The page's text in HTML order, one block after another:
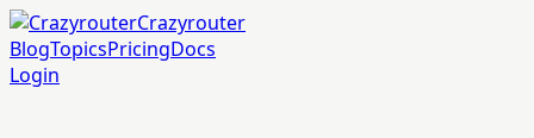
Crazyrouter
BlogTopicsPricingDocs
Login